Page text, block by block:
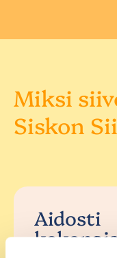
Miksi
Siskon
Aidosti